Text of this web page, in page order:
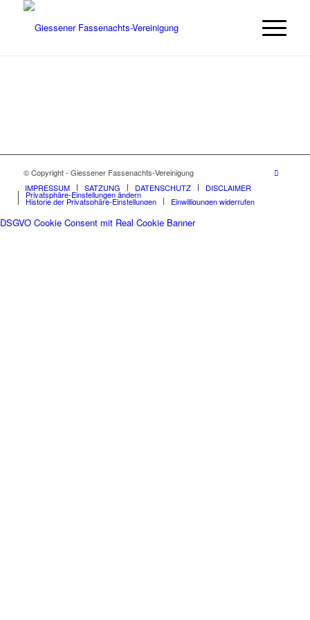
© Copyright - Giessener Fassenachts-Vereinigung
IMPRESSUM
SATZUNG DATENSCHUTZ DISCLAIMER
Privatsphäre-Einstellungen ändern
Historie der Privatsphäre-Einstellungen Einwilligungen widerrufen
DSGVO Cookie Consent mit Real Cookie Banner